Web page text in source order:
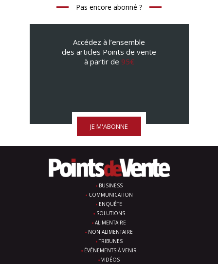
Pas encore abonné ?
Accédez à l’ensemble
des articles Points de vente
à partir de 95€
JE M'ABONNE
BUSINESS
COMMUNICATION
ENQUÊTE
SOLUTIONS
ALIMENTAIRE
NON ALIMENTAIRE
TRIBUNES
ÉVÉNEMENTS À VENIR
VIDÉOS